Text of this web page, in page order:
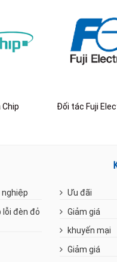
Đối tác Fuji
lỗi đèn đỏ
Ưu đãi
Giảm giá
khuyến mại
Giảm giá